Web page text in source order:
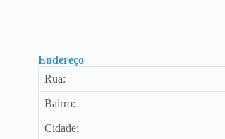
Endereço
Rua:
Bairro:
Cidade: